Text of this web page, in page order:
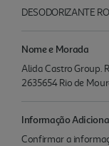
DESODORIZANTE
Nome e Morada
Alida Castro Group.
2635654 Rio de
Informação
Confirmar a